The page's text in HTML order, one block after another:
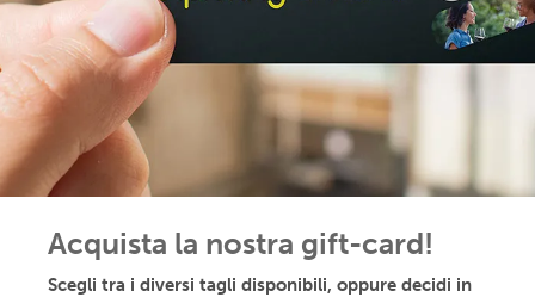
Acquista la nostra gift-card!
Scegli tra i diversi tagli disponibili, oppure decidi in